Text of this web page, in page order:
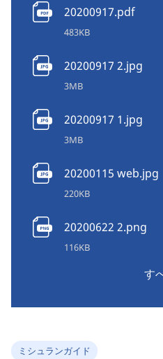
20200917.pdf
483KB
20200917 2.jpg
3MB
20200917 1.jpg
3MB
20200115 web.jpg
220KB
20200622 2.png
116KB
す
ミシュランガイド